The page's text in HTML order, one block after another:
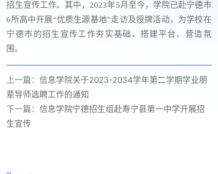
招生宣传工作。其中，2023年5月至今，学院已赴宁德市
6所高中开展“优质生源基地”走访及授牌活动，为学校在
宁德市的招生宣传工作夯实基础、搭建平台、营造氛
围。
上一篇：信息学院关于2023-2034学年第二学期学业朋
辈导师选聘工作的通知
下一篇：信息学院宁德招生组赴寿宁县第一中学开展招
生宣传